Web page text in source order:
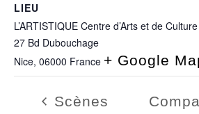
LIEU
L’ARTISTIQUE Centre d’Arts et de
27 Bd Dubouchage
Nice, 06000 France + Google
Scènes